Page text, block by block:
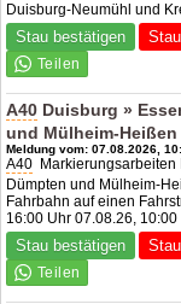
Duisburg-Neumühl und
Stau bestätigen
A40 Duisburg »
und Mülheim-Heißen
Meldung vom: 07.08.2026,
A40
Dümpten und Mülheim-
Fahrbahn auf einen
16:00 Uhr 07.08.26, 10:00
Stau bestätigen